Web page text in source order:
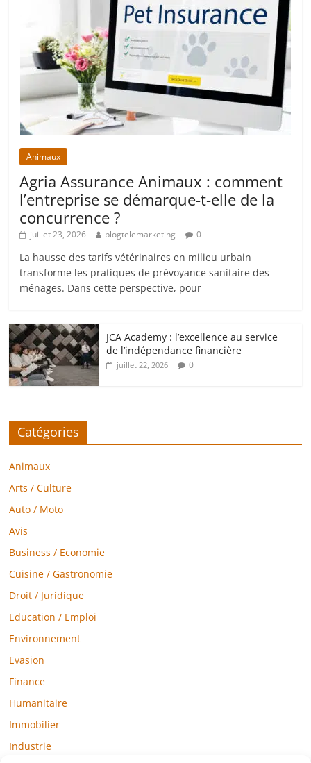
Animaux
Agria Assurance Animaux : comment
l’entreprise se démarque-t-elle de la
concurrence ?
juillet 23, 2026 blogtelemarketing 0
La hausse des tarifs vétérinaires en milieu urbain
transforme les pratiques de prévoyance sanitaire des
ménages. Dans cette perspective, pour
JCA Academy : l’excellence au service
de l’indépendance financière
juillet 22, 2026 0
Catégories
Animaux
Arts / Culture
Auto / Moto
Avis
Business / Economie
Cuisine / Gastronomie
Droit / Juridique
Education / Emploi
Environnement
Evasion
Finance
Humanitaire
Immobilier
Industrie